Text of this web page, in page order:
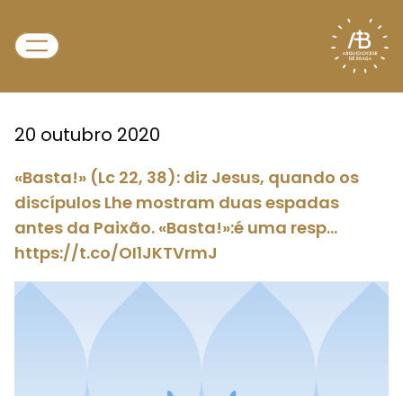
20 outubro 2020
«Basta!» (Lc 22, 38): diz Jesus, quando os
discípulos Lhe mostram duas espadas
antes da Paixão. «Basta!»:é uma resp…
https://t.co/OI1JKTVrmJ